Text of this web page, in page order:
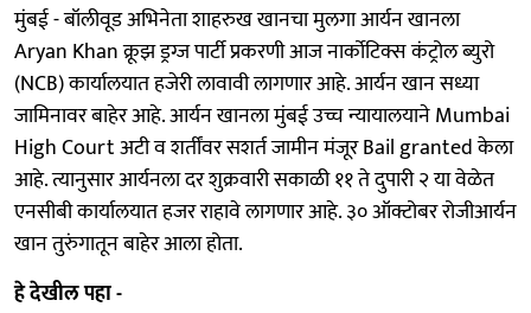
मुंबई - बॉलीवूड अभिनेता शाहरुख खानचा मुलगा आर्यन खानला
Aryan Khan क्रूझ ड्रग्ज पार्टी प्रकरणी आज नार्कोटिक्स कंट्रोल ब्युरो
(NCB) कार्यालयात हजेरी लावावी लागणार आहे. आर्यन खान सध्या
जामिनावर बाहेर आहे. आर्यन खानला मुंबई उच्च न्यायालयाने Mumbai
High Court अटी व शर्तींवर सशर्त जामीन मंजूर Bail granted केला
आहे. त्यानुसार आर्यनला दर शुक्रवारी सकाळी ११ ते दुपारी २ या वेळेत
एनसीबी कार्यालयात हजर राहावे लागणार आहे. ३० ऑक्टोबर रोजीआर्यन
खान तुरुंगातून बाहेर आला होता.
हे देखील पहा -